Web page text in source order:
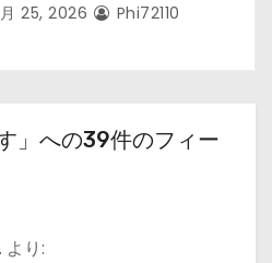
25, 2026 Phi72110
」への39件のフィー
より: